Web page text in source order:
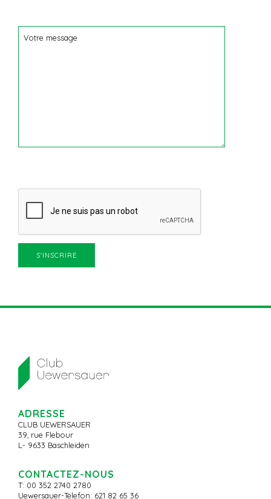
ADRESSE
CLUB UEWERSAUER
39, rue Flebour
L- 9633 Baschleiden
CONTACTEZ-NOUS
T: 00 352 2740 2780
Uewersauer-Telefon: 621 82 65 36